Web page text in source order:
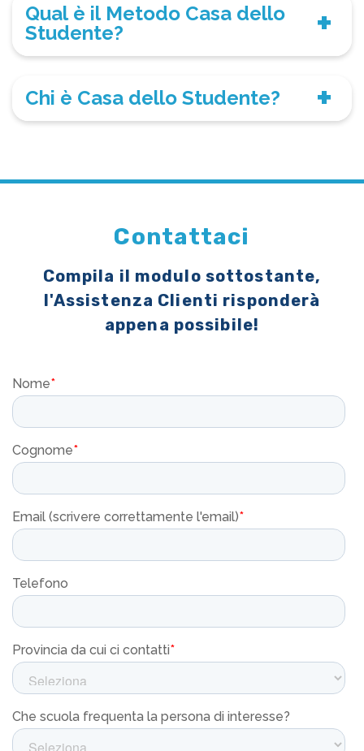
Qual è il Metodo Casa dello
Studente?
Chi è Casa dello Studente?
Contattaci
Compila il modulo sottostante,
l'Assistenza Clienti risponderà
appena possibile!